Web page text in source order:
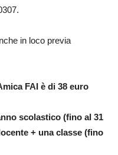
in loco previa
FAI è di 38 euro
scolastico (fino al 31
+ una classe (fino